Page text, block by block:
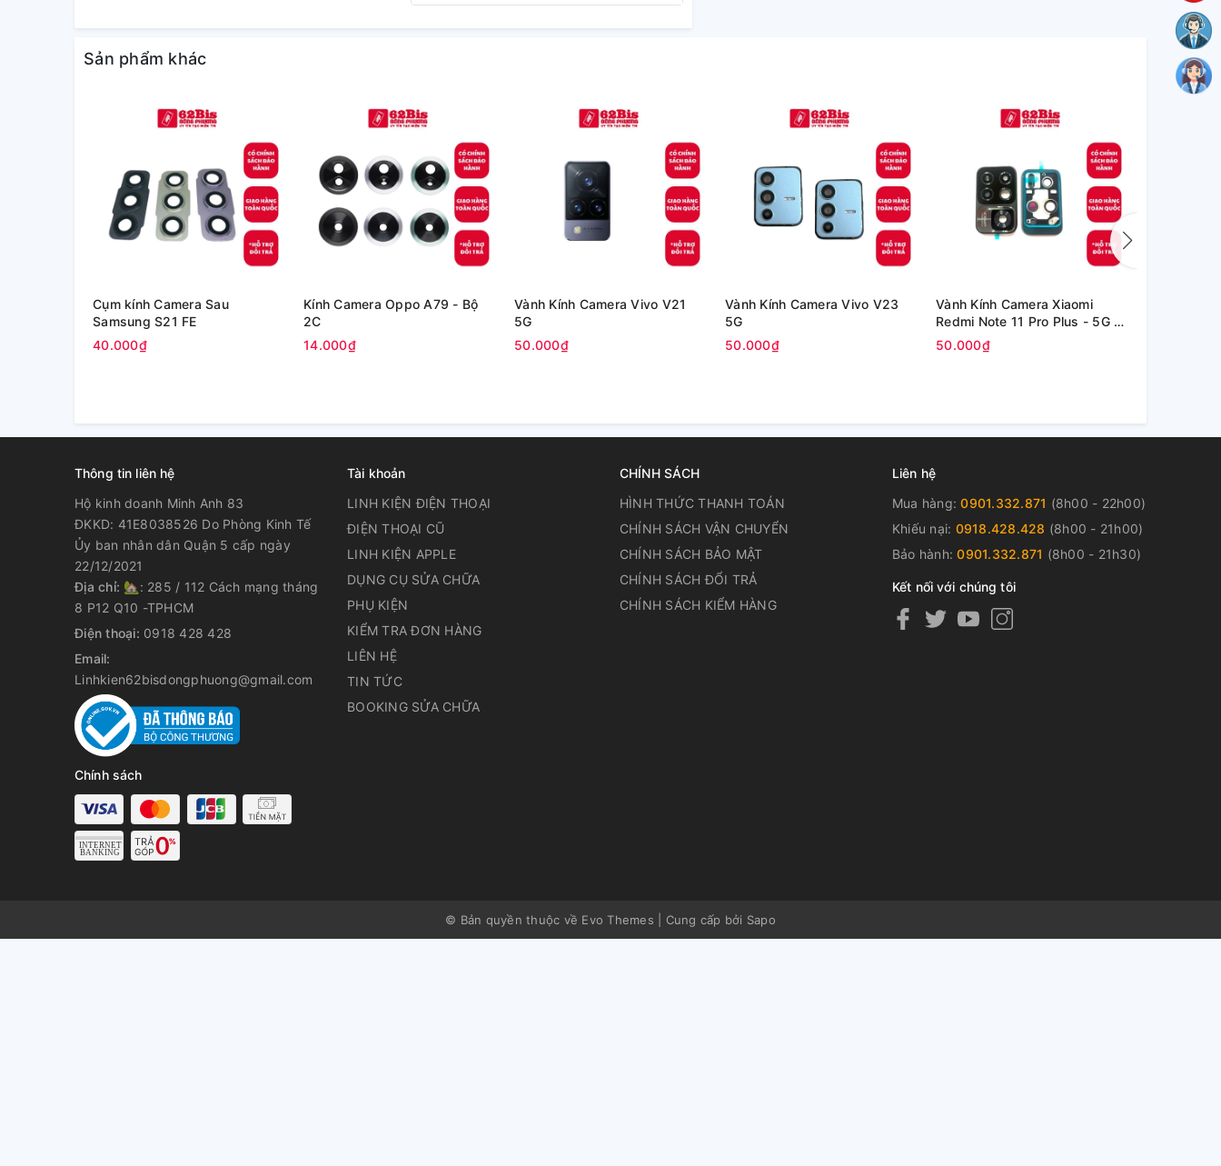
Sản phẩm khác
Cụm kính Camera Sau
Samsung S21 FE
40.000₫
Kính Camera Oppo A79 - Bộ
2C
14.000₫
Vành Kính Camera Vivo V21
5G
50.000₫
Vành Kính Camera Vivo V23
5G
50.000₫
Vành Kính Camera Xiaomi
Redmi Note 11 Pro Plus - 5G /
Redmi Note 11 Pro+ 5G
50.000₫
Thông tin liên hệ
Hộ kinh doanh Minh Anh 83
ĐKKD: 41E8038526 Do Phòng Kinh Tế
Ủy ban nhân dân Quận 5 cấp ngày
22/12/2021
Địa chỉ: 🏡: 285 / 112 Cách mạng tháng
8 P12 Q10 -TPHCM
Điện thoại: 0918 428 428
Email:
Linhkien62bisdongphuong@gmail.com
Chính sách
Tài khoản
LINH KIỆN ĐIỆN THOẠI
ĐIỆN THOẠI CŨ
LINH KIỆN APPLE
DỤNG CỤ SỬA CHỮA
PHỤ KIỆN
KIỂM TRA ĐƠN HÀNG
LIÊN HỆ
TIN TỨC
BOOKING SỬA CHỮA
CHÍNH SÁCH
HÌNH THỨC THANH TOÁN
CHÍNH SÁCH VẬN CHUYỂN
CHÍNH SÁCH BẢO MẬT
CHÍNH SÁCH ĐỔI TRẢ
CHÍNH SÁCH KIỂM HÀNG
Liên hệ
Mua hàng:0901.332.871 (8h00 - 22h00)
Khiếu nại: 0918.428.428 (8h00 - 21h00)
Bảo hành:0901.332.871 (8h00 - 21h30)
Kết nối với chúng tôi
© Bản quyền thuộc về Evo Themes Cung cấp bởi Sapo